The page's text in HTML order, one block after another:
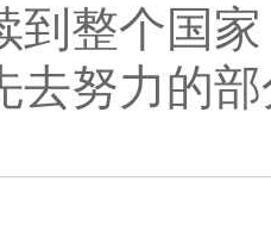
到整个国
去努力的